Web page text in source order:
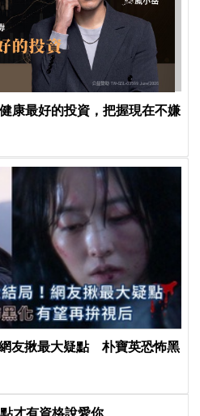
康最好的投資，把握現在不嫌
網友揪最大疑點 朴寶英恐怖黑
才有資格說愛你